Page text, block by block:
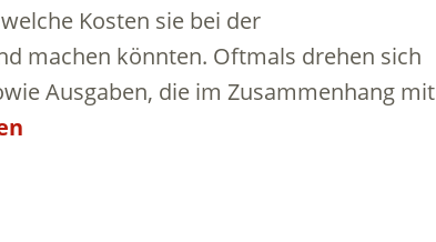
Kosten sie bei der
machen könnten. Oftmals drehen sich
Ausgaben, die im Zusammenhang mit